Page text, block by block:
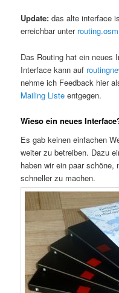
Update:das alte interface
erreichbar unter
Das Routing hat ein neues
Interface kann auf
nehme ich Feedback hier
Mailing Liste entgegen.
Wieso ein neues
Es gab keinen einfachen
weiter zu betreiben. Dazu
haben wir ein paar
schneller zu machen.